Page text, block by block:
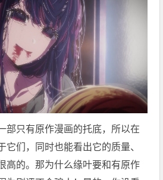
部只有原作漫画的托底，所以在
它们，同时也能看出它的质量、
高的。那为什么缘叶要和有原作